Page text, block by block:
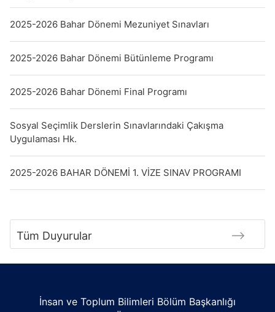
2025-2026 Bahar Dönemi Mezuniyet Sınavları
2025-2026 Bahar Dönemi Bütünleme Programı
2025-2026 Bahar Dönemi Final Programı
Sosyal Seçimlik Derslerin Sınavlarındaki Çakışma
Uygulaması Hk.
2025-2026 BAHAR DÖNEMİ 1. VİZE SINAV PROGRAMI
Tüm Duyurular
İnsan ve Toplum Bilimleri Bölüm Başkanlığı